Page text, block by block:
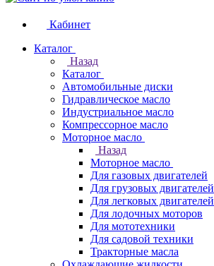
Кабинет
Каталог
Назад
Каталог
Автомобильные диски
Гидравлическое масло
Индустриальное масло
Компрессорное масло
Моторное масло
Назад
Моторное масло
Для газовых двигателей
Для грузовых двигателей
Для легковых двигателей
Для лодочных моторов
Для мототехники
Для садовой техники
Тракторные масла